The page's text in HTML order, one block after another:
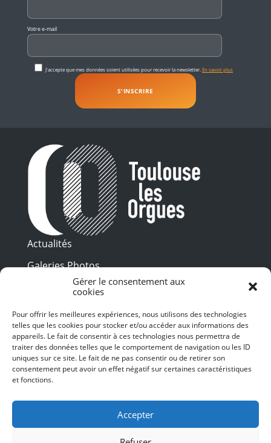
Gérer le consentement aux
cookies
Pour offrir les meilleures expériences, nous utilisons des technologies
telles que les cookies pour stocker et/ou accéder aux informations des
appareils. Le fait de consentir à ces technologies nous permettra de
traiter des données telles que le comportement de navigation ou les ID
uniques sur ce site. Le fait de ne pas consentir ou de retirer son
consentement peut avoir un effet négatif sur certaines caractéristiques
et fonctions.
Accepter
Votre e-mail
J'accepte que mes données soient utilisées pour recevoir la newsletter. En savoir plus
Actualités
Galeries Photos
Vidéothèque
Programme PDF
Billetterie
Recrutement
Mentions légales
Politique de confidentialité
SUIVEZ-NOUS